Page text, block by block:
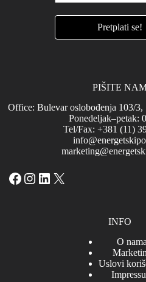
PIŠITE
Office: Bulevar oslobođenja 103/3,
Ponedeljak–petak:
Tel/Fax: +381 (11)
Facebook
Instagram
LinkedIn
X
INFO
O nama
Uslovi